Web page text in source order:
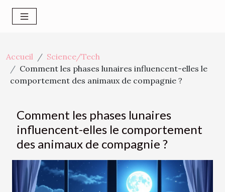
Accueil
Science/Tech
Comment les phases lunaires influencent-elles le
comportement des animaux de compagnie ?
Comment les phases lunaires
influencent-elles le comportement
des animaux de compagnie ?